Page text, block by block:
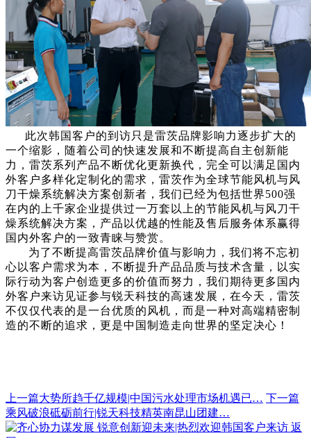
此次韩国客户的到访只是雷茨品牌影响力逐步扩大的
一个缩影， 随着公司的快速发展和不断提高自主创新能
力，雷茨系列产品不断优化更新换代，完全可以满足国内
外客户多样化定制化的需求，雷茨作为全球节能风机与风
刀干燥系统解决方案创新者，我们已经为包括世界500强
在内的上千家企业提供过一万套以上的节能风机与风刀干
燥系统解决方案，产品以优越的性能及售后服务体系赢得
国内外客户的一致青睐与赞赏。
为了不断提高雷茨品牌价值与影响力，我们将不忘初
心以客户需求为本，不断提升产品品质与技术含量，以实
际行动为客户创造更多的价值而努力，我们期待更多国内
外客户来访见证参与锐天科技的高速发展， 在今天，雷茨
不仅仅代表的是一台优质的风机，而是一种对高端精密制
造的不断的追求，更是中国制造走向世界的坚定决心！
上一篇大势所趋千亿规模|中国污水处理市场机遇已… 下一篇
乘风破浪砥砺前行|锐天科技精英南昆山团建…
返